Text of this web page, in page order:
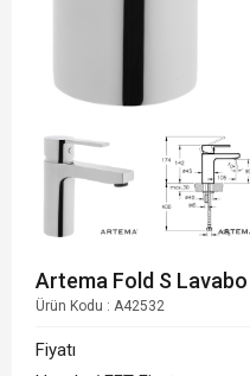
Artema Fold S Lavabo
Ürün Kodu : A42532
Fiyatı